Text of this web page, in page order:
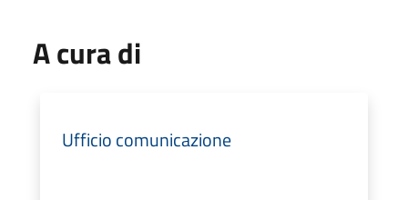
A cura di
Ufficio comunicazione